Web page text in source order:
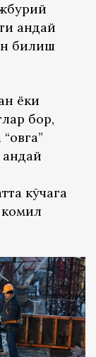
қандай
билиш
ёки
бор,
кўчага
комил